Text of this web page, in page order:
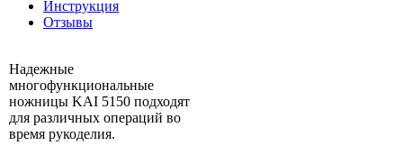
Инструкция
Отзывы
Надежные
многофункциональные
ножницы KAI 5150 подходят
для различных операций во
время рукоделия.